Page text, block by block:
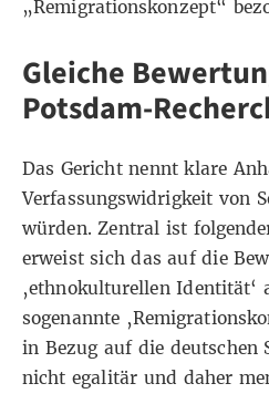
„Remigrationskonzept“
Gleiche
Potsdam-
Das Gericht nennt klare
Verfassungswidrigkeit von
würden. Zentral ist
erweist sich das auf die
‚ethnokulturellen Identität‘
sogenannte
in Bezug auf die deutschen
nicht egalitär und daher